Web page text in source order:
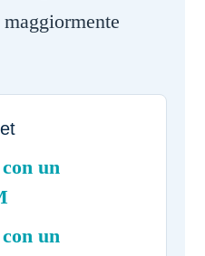
un
un